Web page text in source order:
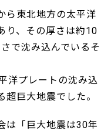
ら東北地方の太平洋
り、その厚さは約10
で沈み込んでいるそ
洋プレートの沈み込
巨大地震でした。
は「巨大地震は30年